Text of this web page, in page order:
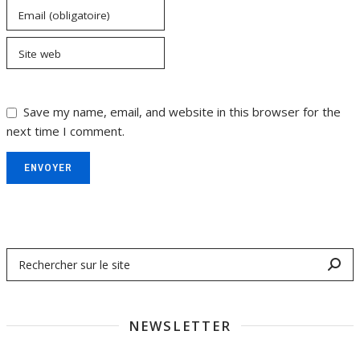
Email (obligatoire)
Site web
Save my name, email, and website in this browser for the
next time I comment.
ENVOYER
NEWSLETTER